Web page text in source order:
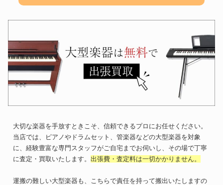
大切な楽器を手放すときこそ、信頼できるプロにお任せください。
当店では、ピアノやドラムセット、管楽器などの大型楽器を対象
に、経験豊富な専門スタッフがご自宅までお伺いし、その場で丁寧
に査定・買取いたします。 出張費・査定料は一切かかりません。
運搬の難しい大型楽器も、こちらで責任を持って搬出いたしますの